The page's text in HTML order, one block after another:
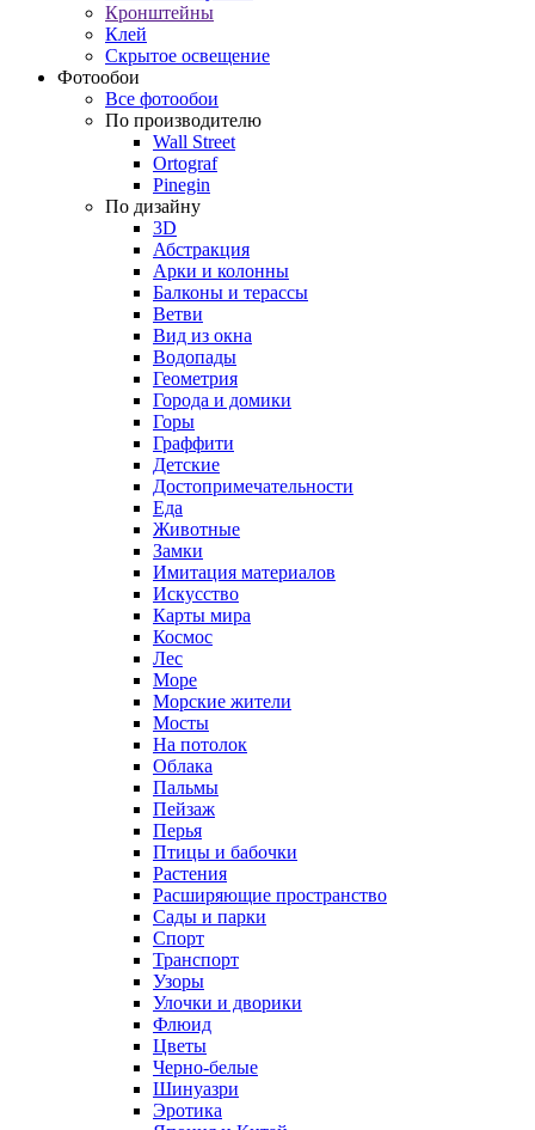
Кронштейны
Клей
Скрытое освещение
Фотообои
Все фотообои
По производителю
Wall Street
Ortograf
Pinegin
По дизайну
3D
Абстракция
Арки и колонны
Балконы и терассы
Ветви
Вид из окна
Водопады
Геометрия
Города и домики
Горы
Граффити
Детские
Достопримечательности
Еда
Животные
Замки
Имитация материалов
Искусство
Карты мира
Космос
Лес
Море
Морские жители
Мосты
На потолок
Облака
Пальмы
Пейзаж
Перья
Птицы и бабочки
Растения
Расширяющие пространство
Сады и парки
Спорт
Транспорт
Узоры
Улочки и дворики
Флюид
Цветы
Черно-белые
Шинуазри
Эротика